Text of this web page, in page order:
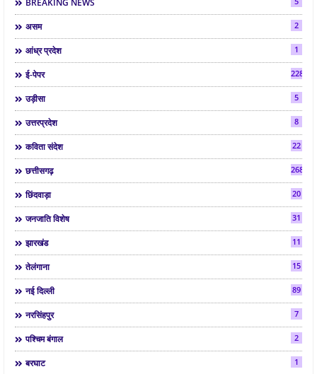
असम 2
आंध्र प्रदेश 1
ई-पेपर 2286
उड़ीसा 5
उत्तरप्रदेश 8
कविता संदेश 22
छत्तीसगढ़ 268
छिंदवाड़ा 20
जनजाति विशेष 31
झारखंड 11
तेलंगाना 15
नई दिल्ली 89
नरसिंहपुर 7
पश्चिम बंगाल 2
बरघाट 1